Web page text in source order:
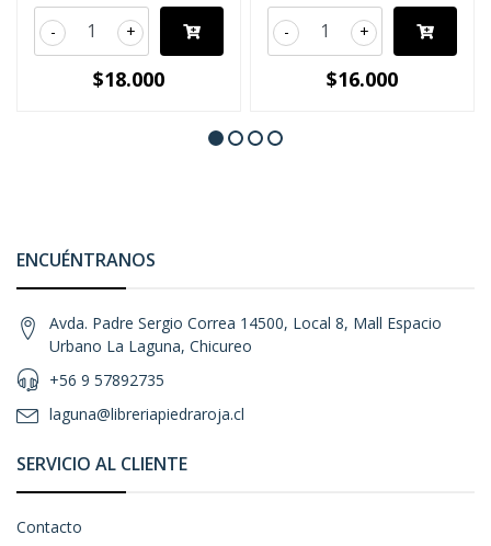
+
-
$18.000
+
-
$16.000
ENCUÉNTRANOS
Avda. Padre Sergio Correa 14500, Local 8, Mall Espacio
Urbano La Laguna, Chicureo
+56 9 57892735
laguna@libreriapiedraroja.cl
SERVICIO AL CLIENTE
Contacto